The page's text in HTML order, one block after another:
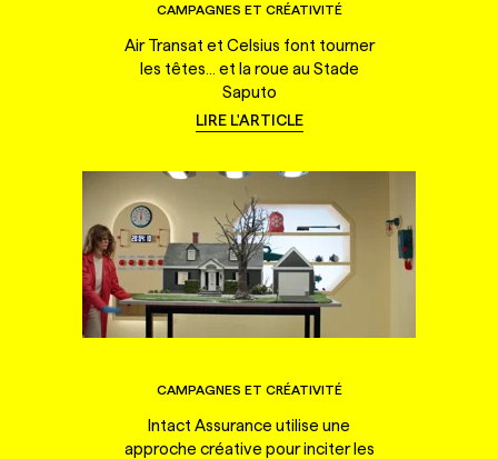
CAMPAGNES ET CRÉATIVITÉ
Air Transat et Celsius font tourner
les têtes... et la roue au Stade
Saputo
LIRE L'ARTICLE
CAMPAGNES ET CRÉATIVITÉ
Intact Assurance utilise une
approche créative pour inciter les